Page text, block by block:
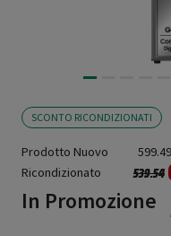
SCONTO RICONDIZIONATI
Prodotto Nuovo 599.49
Ricondizionato
539.54a
In Promozione